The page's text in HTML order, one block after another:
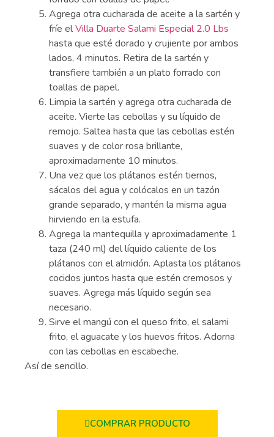
Agrega otra cucharada de aceite a la sartén y
fríe elVilla Duarte Salami Especial 2.0 Lbs
hasta que esté dorado y crujiente por ambos
lados, 4 minutos. Retira de la sartén y
transfiere también a un plato forrado con
toallas de papel.
Limpia la sartén y agrega otra cucharada de
aceite. Vierte las cebollas y su líquido de
remojo. Saltea hasta que las cebollas estén
suaves y de color rosa brillante,
aproximadamente 10 minutos.
Una vez que los plátanos estén tiernos,
sácalos del agua y colócalos en un tazón
grande separado, y mantén la misma agua
hirviendo en la estufa.
Agrega la mantequilla y aproximadamente 1
taza (240 ml) del líquido caliente de los
plátanos con el almidón. Aplasta los plátanos
cocidos juntos hasta que estén cremosos y
suaves. Agrega más líquido según sea
necesario.
Sirve el mangú con el queso frito, el salami
frito, el aguacate y los huevos fritos. Adorna
con las cebollas en escabeche.
Así de sencillo.
COMPRAR PRODUCTO